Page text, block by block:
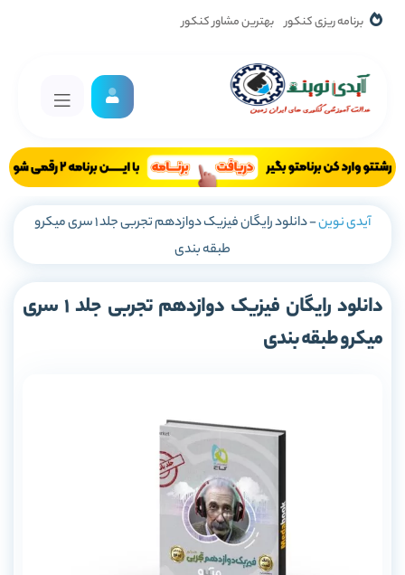
برنامه ریزی کنکور بهترین مشاور کنکور
آیدی نوین-
دانلود رایگان فیزیک دوازدهم تجربی جلد 1 سری میکرو
طبقه بندی
دانلود رایگان فیزیک دوازدهم تجربی جلد 1 سری
میکرو طبقه بندی